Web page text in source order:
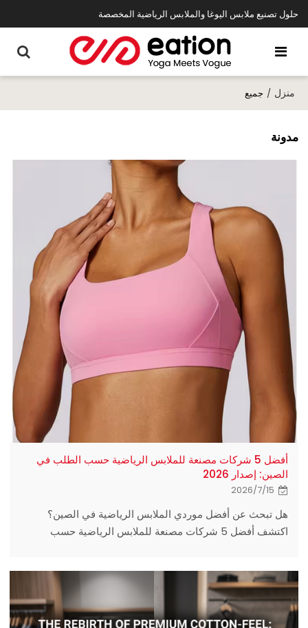
حلول تصنيع ملابس اليوغا والملابس الرياضية المخصصة
منزل / جميع
مدونة
أفضل 5 شركات مصنعة للملابس الرياضية حسب الطلب في
الصين: إصدار 2026
2026/7/15
هل تبحث عن أفضل موردي الملابس الرياضية في الصين؟
اكتشف أفضل 5 شركات مصنعة للملابس الرياضية حسب